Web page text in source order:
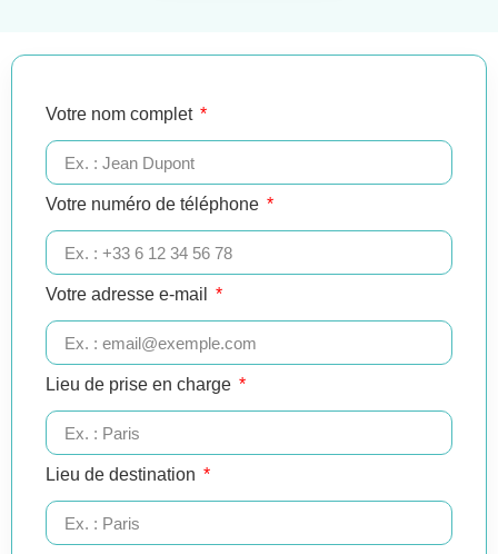
Votre nom complet
Votre numéro de téléphone
Votre adresse e-mail
Lieu de prise en charge
Lieu de destination